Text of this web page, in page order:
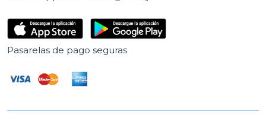
Pasarelas de pago seguras